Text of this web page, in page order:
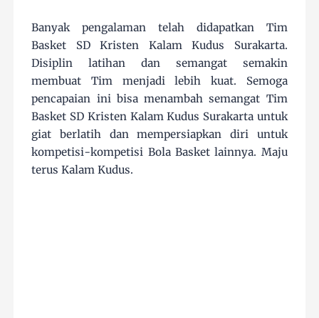
Banyak pengalaman telah didapatkan Tim
Basket SD Kristen Kalam Kudus Surakarta.
Disiplin latihan dan semangat semakin
membuat Tim menjadi lebih kuat. Semoga
pencapaian ini bisa menambah semangat Tim
Basket SD Kristen Kalam Kudus Surakarta untuk
giat berlatih dan mempersiapkan diri untuk
kompetisi-kompetisi Bola Basket lainnya. Maju
terus Kalam Kudus.